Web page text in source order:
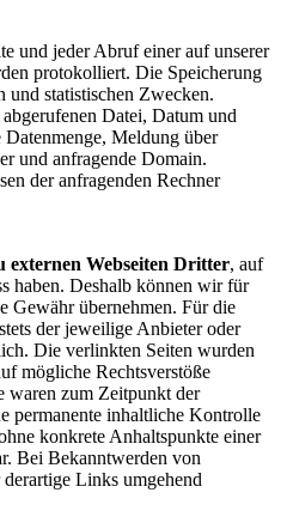
und jeder Abruf einer auf unserer
protokolliert. Die Speicherung
und statistischen Zwecken.
Datei, Datum und
Meldung über
und anfragende Domain.
der anfragenden Rechner
externen Webseiten Dritter, auf
haben. Deshalb können wir für
Gewähr übernehmen. Für die
der jeweilige Anbieter oder
Die verlinkten Seiten wurden
mögliche Rechtsverstöße
waren zum Zeitpunkt der
permanente inhaltliche Kontrolle
konkrete Anhaltspunkte einer
Bei Bekanntwerden von
Links umgehend